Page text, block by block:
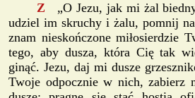
Z „O Jezu, jak mi żal
udziel im skruchy i żalu, pomnij
znam nieskończone miłosierdzie
tego, aby dusza, która Cię tak
ginąć. Jezu, daj mi dusze
Twoje odpocznie w nich, zabierz